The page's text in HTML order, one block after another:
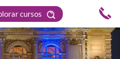
cursos